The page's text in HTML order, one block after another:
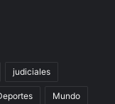
judiciales
Mundo